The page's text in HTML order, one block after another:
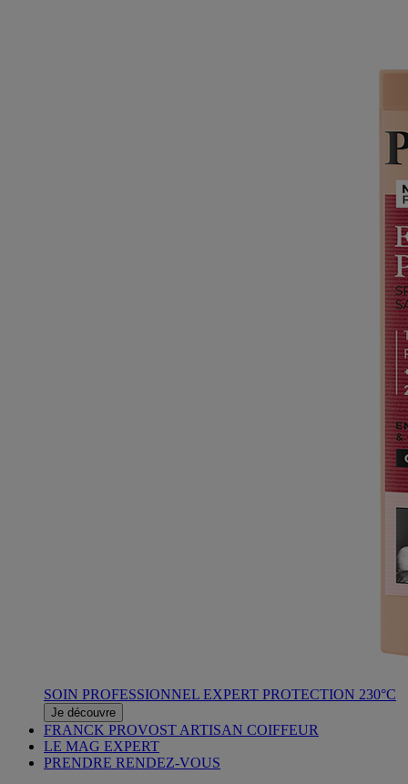
SOIN PROFESSIONNEL EXPERT PROTECTION 230°C
Je découvre
FRANCK PROVOST ARTISAN COIFFEUR
LE MAG EXPERT
PRENDRE RENDEZ-VOUS